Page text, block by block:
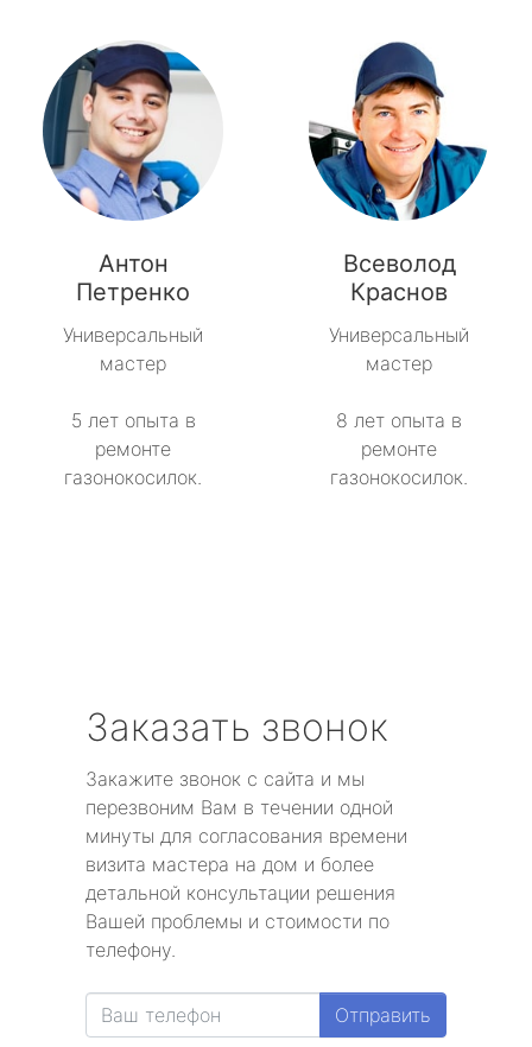
Антон
Петренко
Универсальный
мастер
5 лет опыта в
ремонте
газонокосилок.
Всеволод
Краснов
Универсальный
мастер
8 лет опыта в
ремонте
газонокосилок.
Заказать звонок
Закажите звонок с сайта и мы
перезвоним Вам в течении одной
минуты для согласования времени
визита мастера на дом и более
детальной консультации решения
Вашей проблемы и стоимости по
телефону.
Отправить